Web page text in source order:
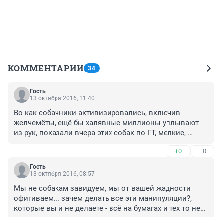
КОММЕНТАРИИ 34
Гость
13 октября 2016, 11:40
Во как собачники активизировались, включив
желчемёты, ещё бы халявные миллионы уплывают
из рук, показали вчера этих собак по ГТ, мелкие,
супа в день хавают - ворьё вы без совестное и
воздастся вам по делам вашим... вы так о собачках
распинаетесь, хотелось бы узнать у властей сколько
доме или интернате??? и ещё, всем "сердобольным"
отвечу, 90% собак на улице родились, а не оказались
там по воле человека и не надо животным
+0 –0
Гость
13 октября 2016, 08:57
Мы не собакам завидуем, мы от вашей жадности
офигиваем... зачем делать все эти манипуляции?,
которые вы и не делаете - всё на бумагах и тех то нет